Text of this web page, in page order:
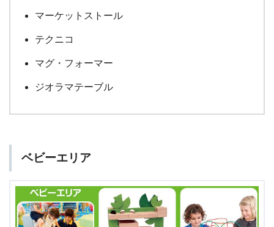
マーケットストール
テクニコ
マグ・フォーマー
ジオラマテーブル
ベビーエリア